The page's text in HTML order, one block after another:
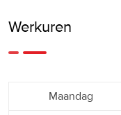
Werkuren
Maandag